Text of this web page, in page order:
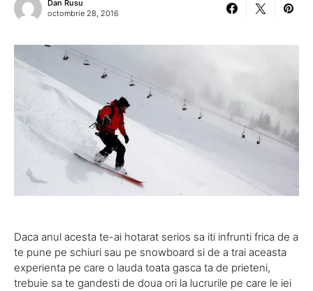
Dan Rusu
octombrie 28, 2016
Daca anul acesta te-ai hotarat serios sa iti infrunti frica de a
te pune pe schiuri sau pe snowboard si de a trai aceasta
experienta pe care o lauda toata gasca ta de prieteni,
trebuie sa te gandesti de doua ori la lucrurile pe care le iei